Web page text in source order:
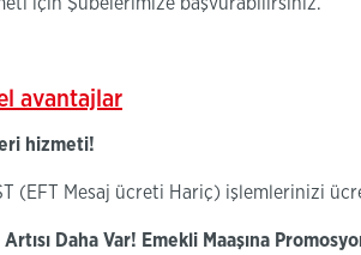
avantajlar
hizmeti!
(EFT Mesaj ücreti Hariç) işlemlerinizi
Daha Var! Emekli Maaşına